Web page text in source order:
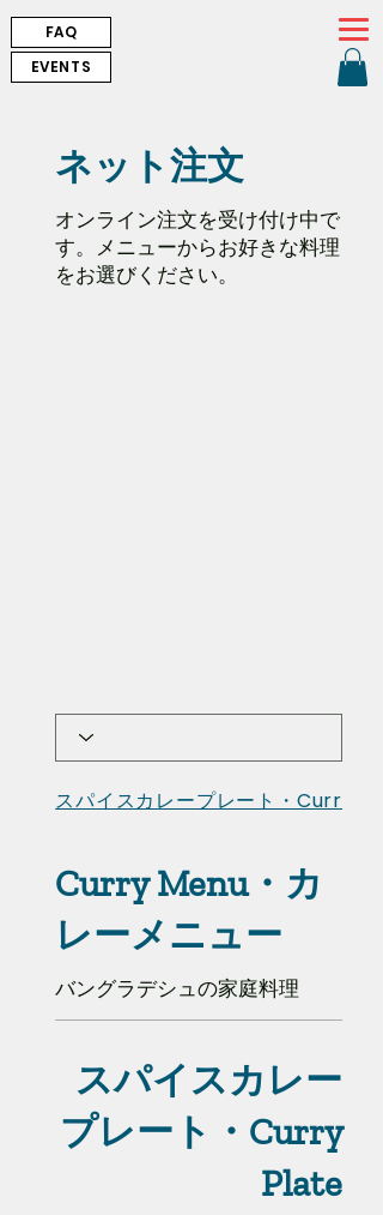
EVENTS
FAQ
ネット注文
オンライン注文を受け付け中で
す。メニューからお好きな料理
をお選びください。
Curry Menu・カ
レーメニュー
バングラデシュの家庭料理
スパイスカレー
プレート・Curry
Plate
スパイスカレープレート・Curry P...